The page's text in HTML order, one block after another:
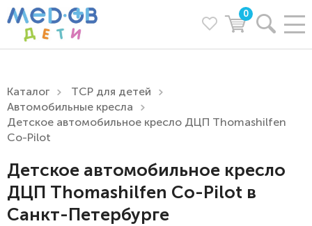
0
Каталог
ТСР для детей
Автомобильные кресла
Детское автомобильное кресло ДЦП Thomashilfen
Co-Pilot
Детское автомобильное кресло
ДЦП Thomashilfen Co-Pilot в
Санкт-Петербурге